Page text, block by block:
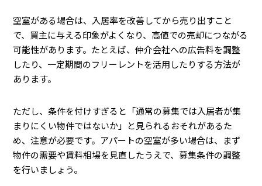
空室がある場合は、入居率を改善してから売り出すこと
で、買主に与える印象がよくなり、高値での売却につながる
可能性があります。たとえば、仲介会社への広告料を調整
したり、一定期間のフリーレントを活用したりする方法が
あります。
ただし、条件を付けすぎると「通常の募集では入居者が集
まりにくい物件ではないか」と見られるおそれがあるた
め、注意が必要です。アパートの空室が多い場合は、まず
物件の需要や賃料相場を見直したうえで、募集条件の調整
を行いましょう。